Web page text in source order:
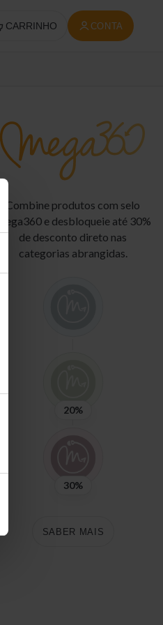
CARRINHO CONTA
Combine produtos com selo
Mega360 e desbloqueie até 30%
de desconto direto nas
categorias abrangidas.
20%
30%
SABER MAIS